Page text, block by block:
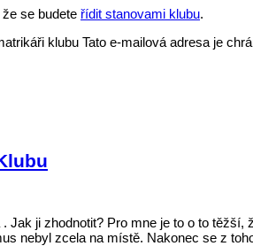
se budete řídit stanovami klubu.
klubu Tato e-mailová adresa je
Jak ji zhodnotit? Pro mne je to o to
nebyl zcela na místě. Nakonec se z